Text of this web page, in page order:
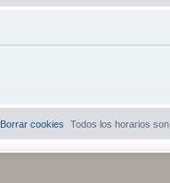
Todos los horarios son
Borrar cookies